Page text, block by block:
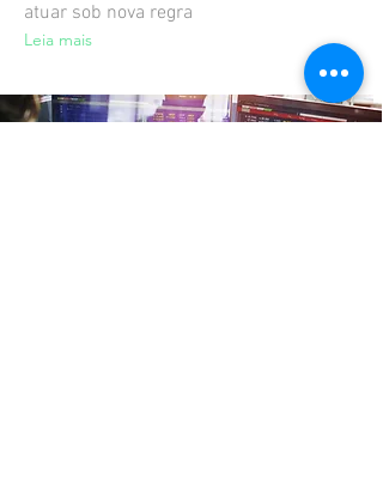
atuar sob nova regra
Leia mais